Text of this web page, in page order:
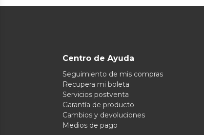
Centro de Ayuda
Seguimiento de mis compras
Recupera mi boleta
Servicios postventa
Garantía de producto
Cambios y devoluciones
Medios de pago